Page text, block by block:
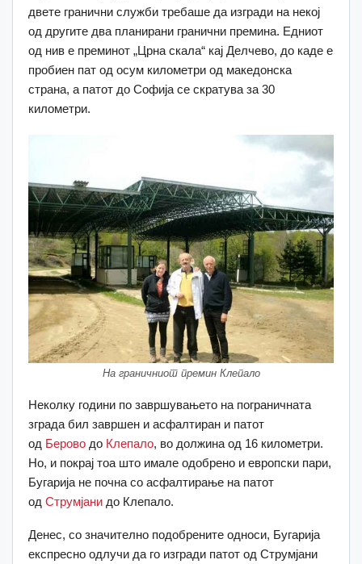
двете гранични служби требаше да изгради на некој
од другите два планирани гранични премина. Едниот
од нив е преминот „Црна скала“ кај Делчево, до каде е
пробиен пат од осум километри од македонска
страна, а патот до Софија се скратува за 30
километри.
На граничниот премин Клепало
Неколку години по завршувањето на пограничната
зграда бил завршен и асфалтиран и патот
од Берово до Клепало, во должина од 16 километри.
Но, и покрај тоа што имале одобрено и европски пари,
Бугарија не почна со асфалтирање на патот
од Струмјани до Клепало.
Денес, со значително подобрените односи, Бугарија
експресно одлучи да го изгради патот од Струмјани